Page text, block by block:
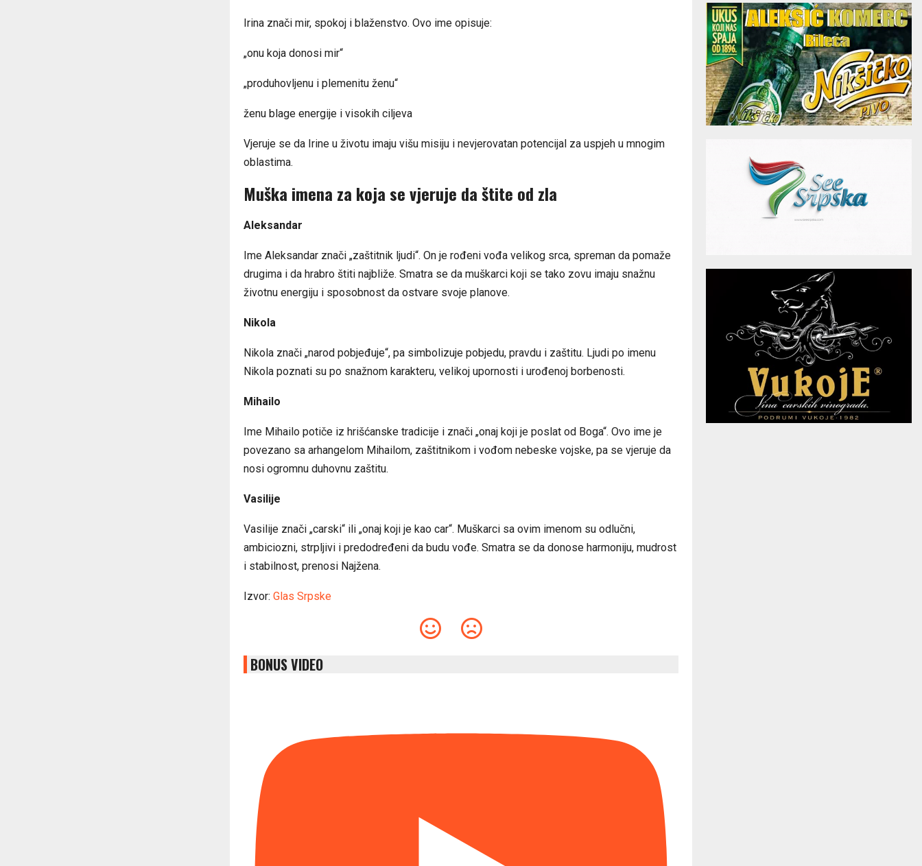
Irina znači mir, spokoj i blaženstvo. Ovo ime opisuje:
„onu koja donosi mir“
„produhovljenu i plemenitu ženu“
ženu blage energije i visokih ciljeva
Vjeruje se da Irine u životu imaju višu misiju i nevjerovatan potencijal za uspjeh u mnogim
oblastima.
Muška imena za koja se vjeruje da štite od zla
Aleksandar
Ime Aleksandar znači „zaštitnik ljudi“. On je rođeni vođa velikog srca, spreman da pomaže
drugima i da hrabro štiti najbliže. Smatra se da muškarci koji se tako zovu imaju snažnu
životnu energiju i sposobnost da ostvare svoje planove.
Nikola
Nikola znači „narod pobjeđuje“, pa simbolizuje pobjedu, pravdu i zaštitu. Ljudi po imenu
Nikola poznati su po snažnom karakteru, velikoj upornosti i urođenoj borbenosti.
Mihailo
Ime Mihailo potiče iz hrišćanske tradicije i znači „onaj koji je poslat od Boga“. Ovo ime je
povezano sa arhangelom Mihailom, zaštitnikom i vođom nebeske vojske, pa se vjeruje da
nosi ogromnu duhovnu zaštitu.
Vasilije
Vasilije znači „carski“ ili „onaj koji je kao car“. Muškarci sa ovim imenom su odlučni,
ambiciozni, strpljivi i predodređeni da budu vođe. Smatra se da donose harmoniju, mudrost
i stabilnost, prenosi Najžena.
Izvor: Glas Srpske
BONUS VIDEO